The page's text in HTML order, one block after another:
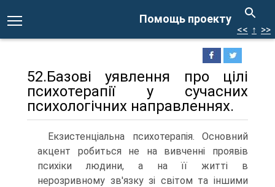
Помощь проекту
<< ↑ >>
52.Базові уявлення про цілі
психотерапії у сучасних
психологічних направленнях.
Екзистенціальна психотерапія. Основний
акцент робиться не на вивченні проявів
психіки людини, а на її житті в
нерозривному зв'язку зі світом та іншими